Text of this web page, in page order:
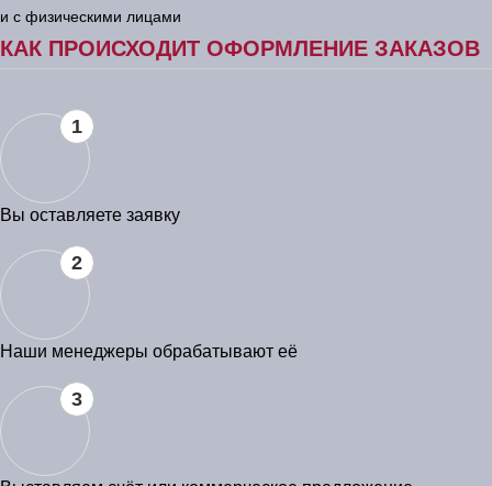
и с физическими лицами
КАК ПРОИСХОДИТ ОФОРМЛЕНИЕ ЗАКАЗОВ
1
Вы оставляете заявку
2
Наши менеджеры обрабатывают её
3